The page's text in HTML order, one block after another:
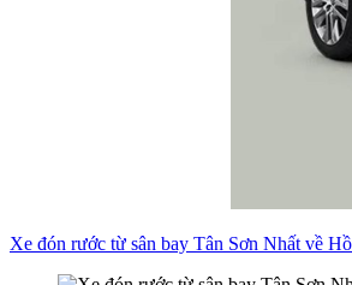
Xe đón rước từ sân bay Tân Sơn Nhất về